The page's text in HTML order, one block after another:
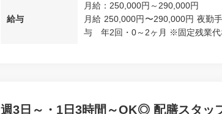
給与
月給：250,000円～290,000円
月給 250,000円〜290,000円 夜
与 年2回・0～2ヶ月 ※固定残業代
週3日～・1日3時間～OK◎ 配膳スタッ